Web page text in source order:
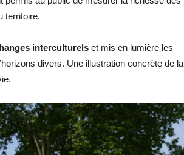
territoire.
interculturels et mis en lumière les
divers. Une illustration concrète de la